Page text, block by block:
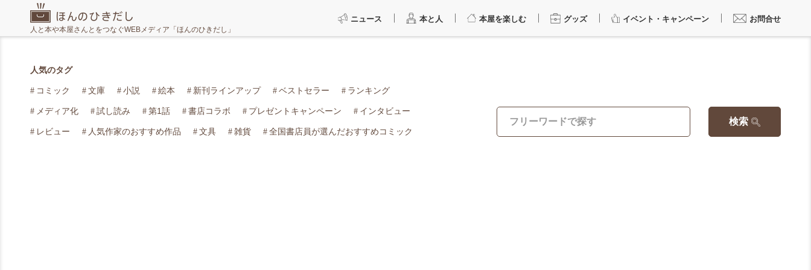
人と本や本屋さんとをつなぐWEBメディア「ほんのひきだし」
ニュース 本と人 本屋を楽しむ グッズ イベント・キャンペーン お問合せ
人気のタグ
コミック 文庫 小説 絵本 新刊ラインアップ ベストセラー ランキング
メディア化 試し読み 第1話 書店コラボ プレゼントキャンペーン インタビュー
レビュー 人気作家のおすすめ作品 文具 雑貨 全国書店員が選んだおすすめコミック
検索